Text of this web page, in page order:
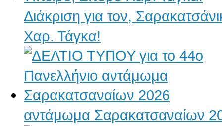
Διάκριση για τον,
Χαρ. Τάγκα!
αντάμωμα Σαρακατσαναίων